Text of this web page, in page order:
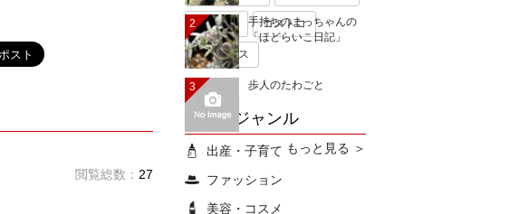
閲覧総数： 27
無印良品 コストコ
ミキハウス
ブログジャンル
出産・子育て
ファッション
美容・コスメ
2
手持ちのまっちゃんの
「ほどらいこ日記」
3 歩人のたわごと
もっと見る ＞